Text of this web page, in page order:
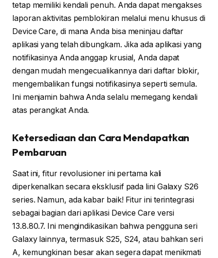
tetap memiliki kendali penuh. Anda dapat mengakses
laporan aktivitas pemblokiran melalui menu khusus di
Device Care, di mana Anda bisa meninjau daftar
aplikasi yang telah dibungkam. Jika ada aplikasi yang
notifikasinya Anda anggap krusial, Anda dapat
dengan mudah mengecualikannya dari daftar blokir,
mengembalikan fungsi notifikasinya seperti semula.
Ini menjamin bahwa Anda selalu memegang kendali
atas perangkat Anda.
Ketersediaan dan Cara Mendapatkan
Pembaruan
Saat ini, fitur revolusioner ini pertama kali
diperkenalkan secara eksklusif pada lini Galaxy S26
series. Namun, ada kabar baik! Fitur ini terintegrasi
sebagai bagian dari aplikasi Device Care versi
13.8.80.7. Ini mengindikasikan bahwa pengguna seri
Galaxy lainnya, termasuk S25, S24, atau bahkan seri
A, kemungkinan besar akan segera dapat menikmati